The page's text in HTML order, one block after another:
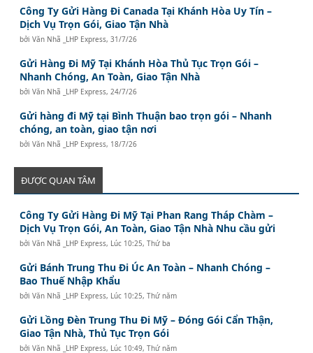
Công Ty Gửi Hàng Đi Canada Tại Khánh Hòa Uy Tín –
Dịch Vụ Trọn Gói, Giao Tận Nhà
bởiVăn Nhã _LHP Express,31/7/26
Gửi Hàng Đi Mỹ Tại Khánh Hòa Thủ Tục Trọn Gói –
Nhanh Chóng, An Toàn, Giao Tận Nhà
bởiVăn Nhã _LHP Express, 24/7/26
Gửi hàng đi Mỹ tại Bình Thuận bao trọn gói – Nhanh
chóng, an toàn, giao tận nơi
bởiVăn Nhã _LHP Express, 18/7/26
ĐƯỢC QUAN TÂM
Công Ty Gửi Hàng Đi Mỹ Tại Phan Rang Tháp Chàm –
Dịch Vụ Trọn Gói, An Toàn, Giao Tận Nhà Nhu cầu gửi
bởiVăn Nhã _LHP Express, Lúc 10:25, Thứ ba
Gửi Bánh Trung Thu Đi Úc An Toàn – Nhanh Chóng –
Bao Thuế Nhập Khẩu
bởiVăn Nhã _LHP Express, Lúc 10:25, Thứ năm
Gửi Lồng Đèn Trung Thu Đi Mỹ – Đóng Gói Cẩn Thận,
Giao Tận Nhà, Thủ Tục Trọn Gói
bởiVăn Nhã _LHP Express, Lúc 10:49, Thứ năm